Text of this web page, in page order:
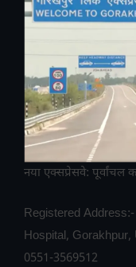
नया एक्सप्रेसवे:
Registered
Hospital, Gorakhpur,
0551-3569512